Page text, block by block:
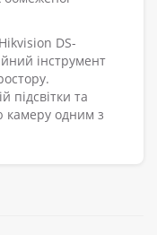
DS-
інструмент
підсвітки та
камеру одним з